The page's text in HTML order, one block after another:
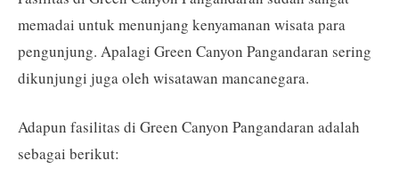
memadai untuk menunjang kenyamanan wisata para
pengunjung. Apalagi Green Canyon Pangandaran sering
dikunjungi juga oleh wisatawan mancanegara.
Adapun fasilitas di Green Canyon Pangandaran adalah
sebagai berikut: